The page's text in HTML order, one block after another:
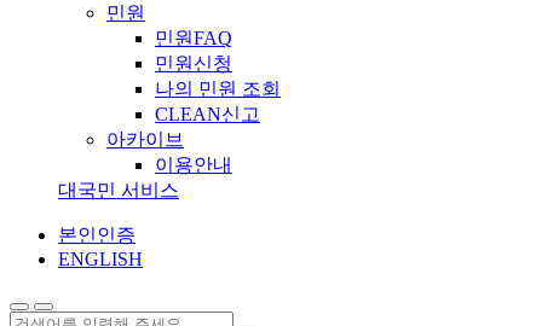
민원
민원FAQ
민원신청
나의 민원 조회
CLEAN신고
아카이브
이용안내
대국민 서비스
본인인증
ENGLISH